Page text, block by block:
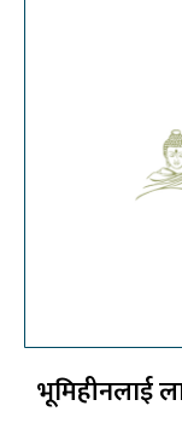
भूमिहीनलाई